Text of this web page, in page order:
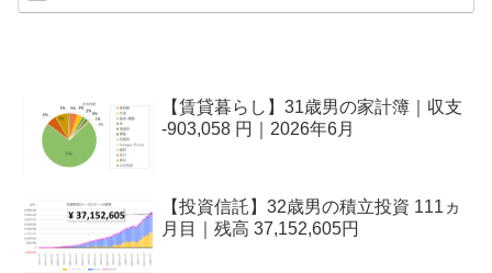
【賃貸暮らし】31歳男の家計簿｜収支
-903,058 円｜2026年6月
【投資信託】32歳男の積立投資 111ヵ
月目｜残高 37,152,605円